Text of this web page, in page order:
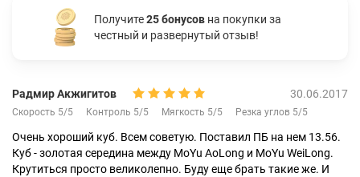
Получите25 бонусов на покупки за
честный и развернутый отзыв!
Радмир Акжигитов 30.06.2017
Скорость 5/5 Контроль 5/5 Мягкость 5/5 Резка углов 5/5
Очень хороший куб. Всем советую. Поставил ПБ на нем 13.56.
Куб - золотая середина между MoYu AoLong и MoYu WeiLong.
Крутиться просто великолепно. Буду еще брать такие же. И